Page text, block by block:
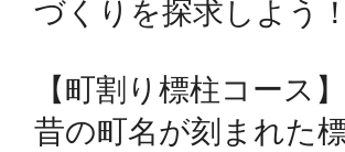
づくりを探求しよう！
【町割り標柱コース
昔の町名が刻まれた